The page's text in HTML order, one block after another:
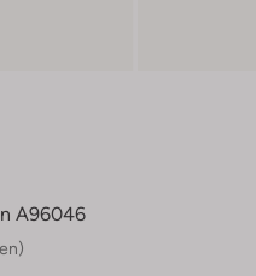
A96046